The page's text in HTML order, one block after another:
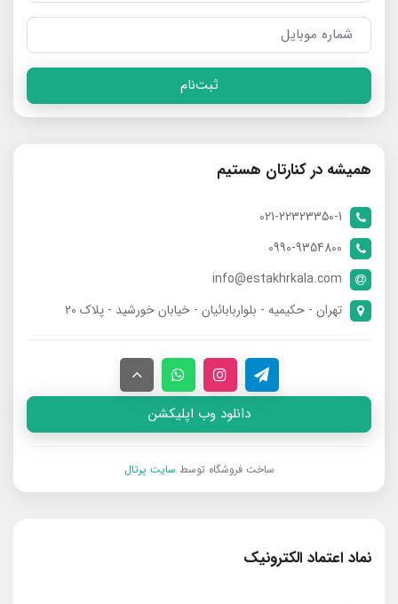
ثبت‌نام
همیشه در کنارتان هستیم
021-22323350-1
0990-9354800
info@estakhrkala.com
تهران - حکیمیه - بلواربابائیان - خیابان خورشید - پلاک ۲۰
دانلود وب اپلیکشن
ساخت فروشگاه توسط سایت پرتال
نماد اعتماد الکترونیک